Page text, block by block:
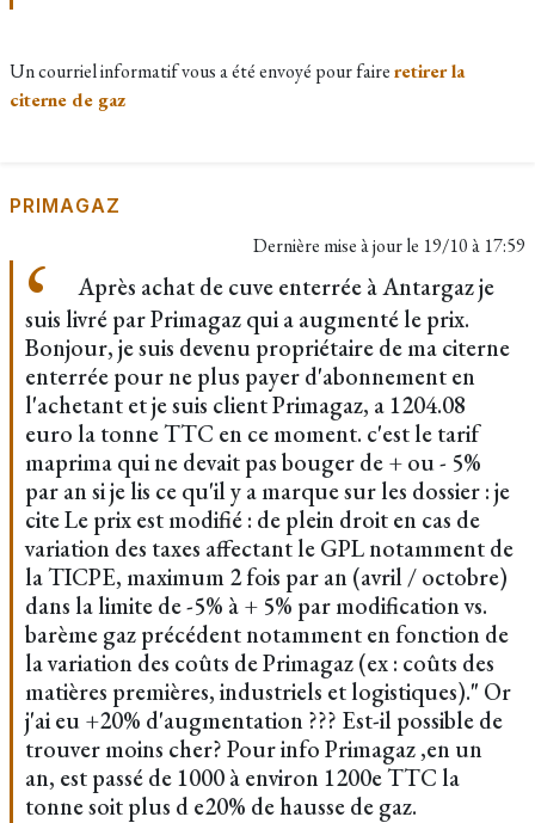
Un courriel informatif vous a été envoyé pour faireretirer la
citerne de gaz
PRIMAGAZ
Dernière mise à jour le 19/10 à 17:59
Après achat de cuve enterrée à Antargaz je
suis livré par Primagaz qui a augmenté le prix.
Bonjour, je suis devenu propriétaire de ma citerne
enterrée pour ne plus payer d'abonnement en
l'achetant et je suis client Primagaz, a 1204.08
euro la tonne TTC en ce moment. c'est le tarif
maprima qui ne devait pas bouger de + ou - 5%
par an si je lis ce qu'il y a marque sur les dossier : je
cite Le prix est modifié : de plein droit en cas de
variation des taxes affectant le GPL notamment de
la TICPE, maximum 2 fois par an (avril / octobre)
dans la limite de -5% à + 5% par modification vs.
barème gaz précédent notamment en fonction de
la variation des coûts de Primagaz (ex : coûts des
matières premières, industriels et logistiques)." Or
j'ai eu +20% d'augmentation ??? Est-il possible de
trouver moins cher? Pour info Primagaz ,en un
an, est passé de 1000 à environ 1200e TTC la
tonne soit plus d e20% de hausse de gaz.